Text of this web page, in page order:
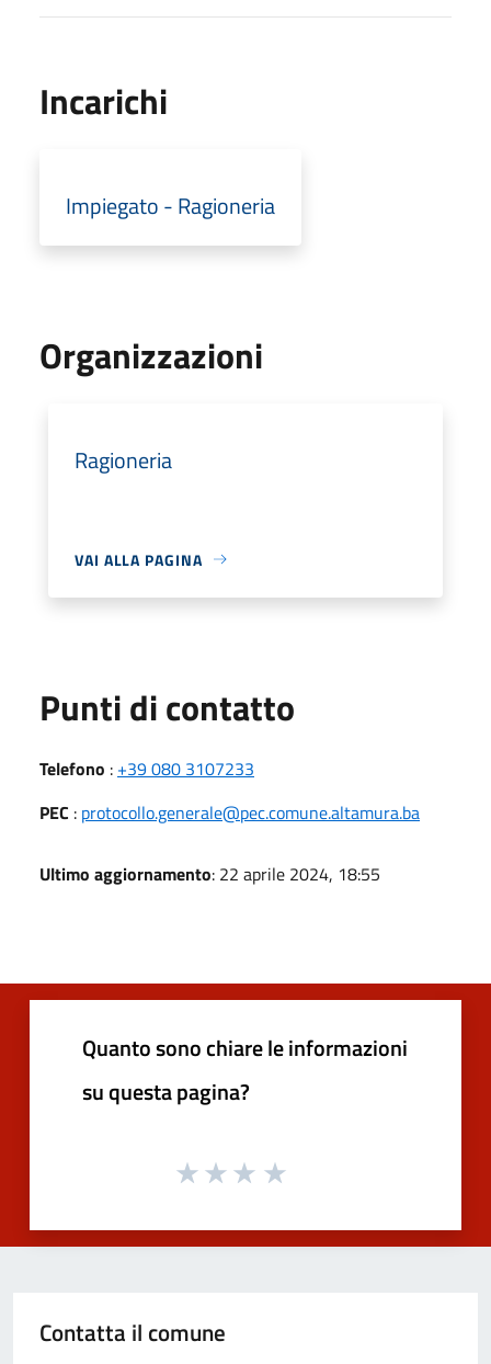
Incarichi
Impiegato - Ragioneria
Organizzazioni
Ragioneria
VAI ALLA PAGINA
Punti di contatto
Telefono : +39 080 3107233
PEC : protocollo.generale@pec.comune.altamura.ba
Ultimo aggiornamento: 22 aprile 2024, 18:55
Quanto sono chiare le informazioni
su questa pagina?
Contatta il comune